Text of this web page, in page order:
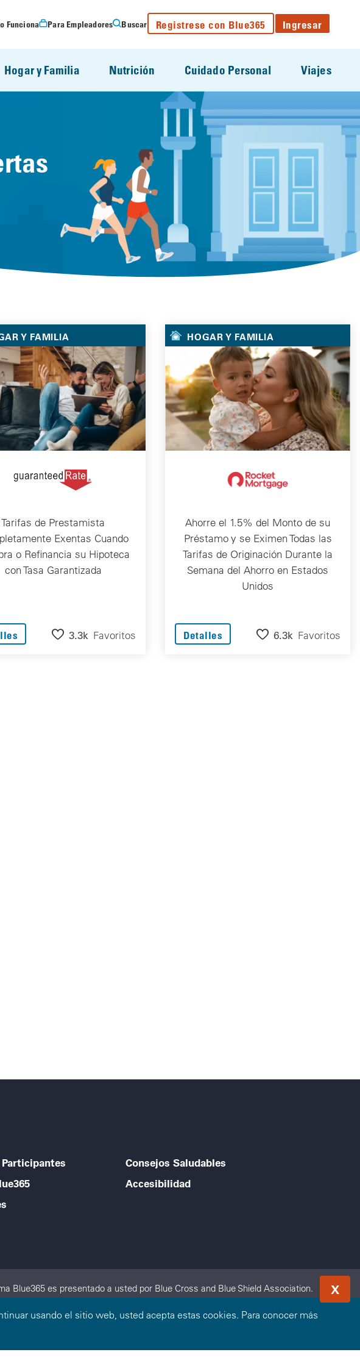
usando el sitio web, usted acepta estas cookies. Para conocer más
X
Funciona Para Empleadores Buscar Registrese con Blue365 Ingresar
Hogar y Familia Nutrición Cuidado Personal Viajes
Y FAMILIA
Tarifas de Prestamista
Exentas Cuando
o Refinancia su Hipoteca
con Tasa Garantizada
3.3k Favoritos
HOGAR Y FAMILIA
Ahorre el 1.5% del Monto de su
Préstamo y se Eximen Todas las
Tarifas de Originación Durante la
Semana del Ahorro en Estados
Unidos
Detalles 6.3k Favoritos
Consejos Saludables
Accesibilidad
Blue365 es presentado a usted por Blue Cross and Blue Shield Association.
que operan a nivel local. Blue Cross Blue Shield of Arizona es un